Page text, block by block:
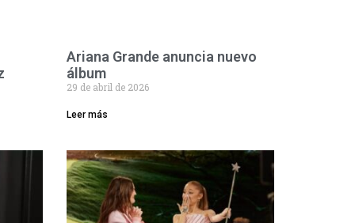
Ariana Grande anuncia nuevo
álbum
29 de abril de 2026
Leer más